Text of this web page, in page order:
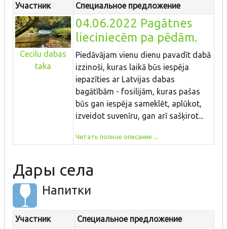
Участник Специальное предложение
Cecilu dabas
taka
04.06.2022 Pagātnes
lieciniecēm pa pēdām.
Piedāvājam vienu dienu pavadīt dabā
izzinoši, kuras laikā būs iespēja
iepazīties ar Latvijas dabas
bagātībām - fosilijām, kuras pašas
būs gan iespēja sameklēt, aplūkot,
izveidot suvenīru, gan arī sašķirot...
Читать полное описание ...
Дары села
Напитки
Участник Специальное предложение